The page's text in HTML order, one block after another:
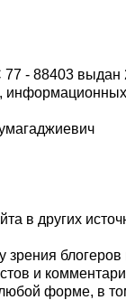
- 88403 выдан
в других
зрения
и
форме, в